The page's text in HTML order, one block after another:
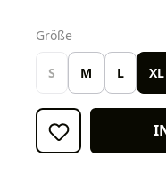
Größe
S M L XL